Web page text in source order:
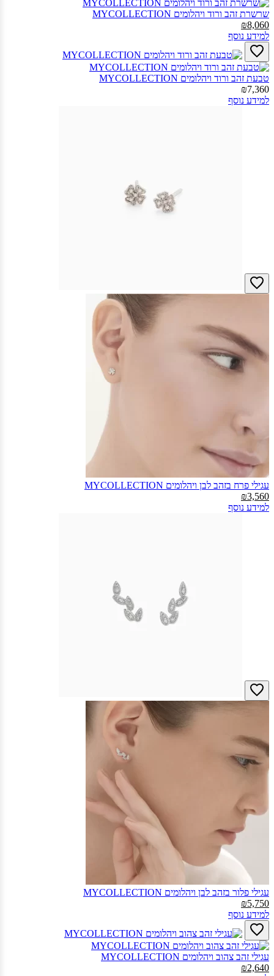
שרשרת זהב ורוד ויהלומים MYCOLLECTION‎
₪8,060
למידע נוסף
טבעת זהב ורוד ויהלומים MYCOLLECTION‎
₪7,360
למידע נוסף
עגילי פרח בזהב לבן ויהלומים MYCOLLECTION‎
₪3,560
למידע נוסף
עגילי פלור בזהב לבן ויהלומים MYCOLLECTION‎
₪5,750
למידע נוסף
עגילי זהב צהוב ויהלומים MYCOLLECTION‎
₪2,640